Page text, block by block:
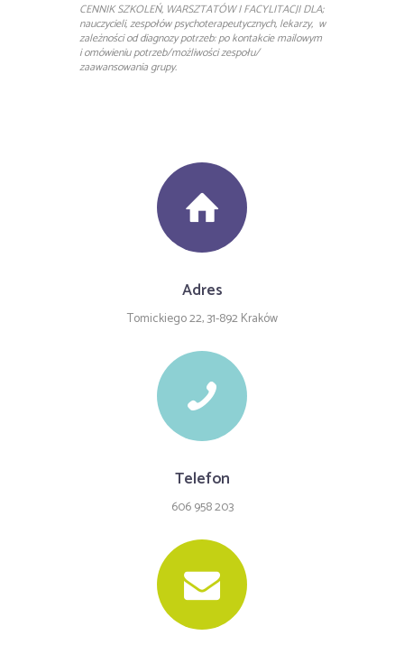
CENNIK SZKOLEŃ, WARSZTATÓW I FACYLITACJI DLA;
nauczycieli, zespołów psychoterapeutycznych, lekarzy, w
zależności od diagnozy potrzeb: po kontakcie mailowym
i omówieniu potrzeb/możliwości zespołu/
zaawansowania grupy.
Adres
Tomickiego 22, 31-892 Kraków
Telefon
606 958 203